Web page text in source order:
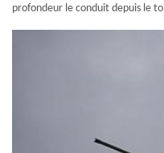
profondeur le conduit depuis le